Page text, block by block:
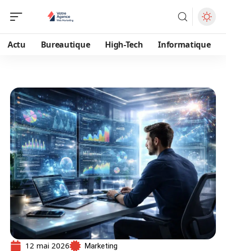
Actu Bureautique High-Tech Informatique
12 mai 2026 Marketing